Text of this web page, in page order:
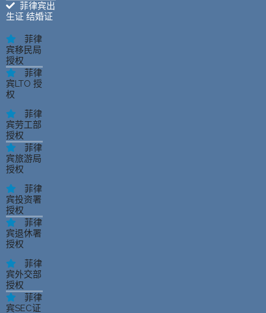
菲律宾出
生证 结婚证
菲律
宾移民局
授权
菲律
宾LTO 授
权
菲律
宾劳工部
授权
菲律
宾旅游局
授权
菲律
宾投资署
授权
菲律
宾退休署
授权
菲律
宾外交部
授权
菲律
宾SEC证